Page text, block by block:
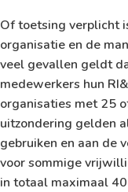
Of toetsing verplicht
organisatie en de
veel gevallen geldt
medewerkers hun
organisaties met 25
uitzondering gelden
gebruiken en aan de
voor sommige
in totaal maximaal